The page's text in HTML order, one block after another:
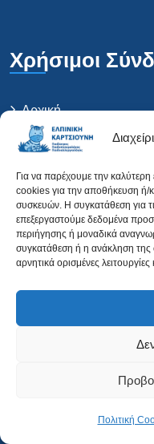
Για να παρέχουμε την
cookies για την αποθήκευση ή/
συσκευών. Η συγκατάθεση για
επεξεργαστούμε δεδομένα
περιήγησης ή μοναδικά
συγκατάθεση ή η ανάκληση της
αρνητικά ορισμένες
Πολιτική
Χρήσιμοι
Αρχική
Η Ιατρός
Το Ιατρείο
Ιατρικές Υπηρεσίες
Άρθρα